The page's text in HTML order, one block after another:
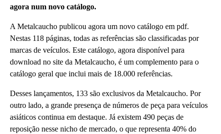
agora num novo catálogo.
A Metalcaucho publicou agora um novo catálogo em pdf.
Nestas 118 páginas, todas as referências são classificadas por
marcas de veículos. Este catálogo, agora disponível para
download no site da Metalcaucho, é um complemento para o
catálogo geral que inclui mais de 18.000 referências.
Desses lançamentos, 133 são exclusivos da Metalcaucho. Por
outro lado, a grande presença de números de peça para veículos
asiáticos continua em destaque. Já existem 490 peças de
reposição nesse nicho de mercado, o que representa 40% do